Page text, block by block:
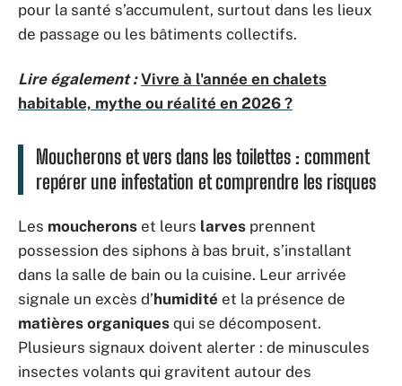
pour la santé s’accumulent, surtout dans les lieux
de passage ou les bâtiments collectifs.
Lire également : Vivre à l'année en chalets
habitable, mythe ou réalité en 2026 ?
Moucherons et vers dans les toilettes : comment
repérer une infestation et comprendre les risques
Les moucherons et leurs larves prennent
possession des siphons à bas bruit, s’installant
dans la salle de bain ou la cuisine. Leur arrivée
signale un excès d’humidité et la présence de
matières organiques qui se décomposent.
Plusieurs signaux doivent alerter : de minuscules
insectes volants qui gravitent autour des